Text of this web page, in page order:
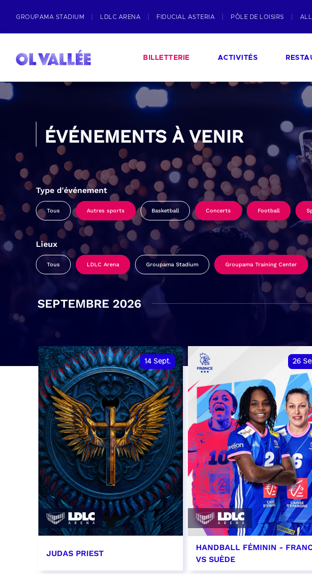
GROUPAMA STADIUM LDLC ARENA FIDUCIAL ASTERIA PÔLE DE LOISIRS
BILLETTERIE ACTIVITÉS
ÉVÉNEMENTS À VENIR
Type d'événement
Tous Autres sports Basketball Concerts Football
Lieux
Tous LDLC Arena Groupama Stadium Groupama Training Center
SEPTEMBRE 2026
14 Sept.
JUDAS PRIEST
26
HANDBALL FÉMININ -
VS SUÈDE